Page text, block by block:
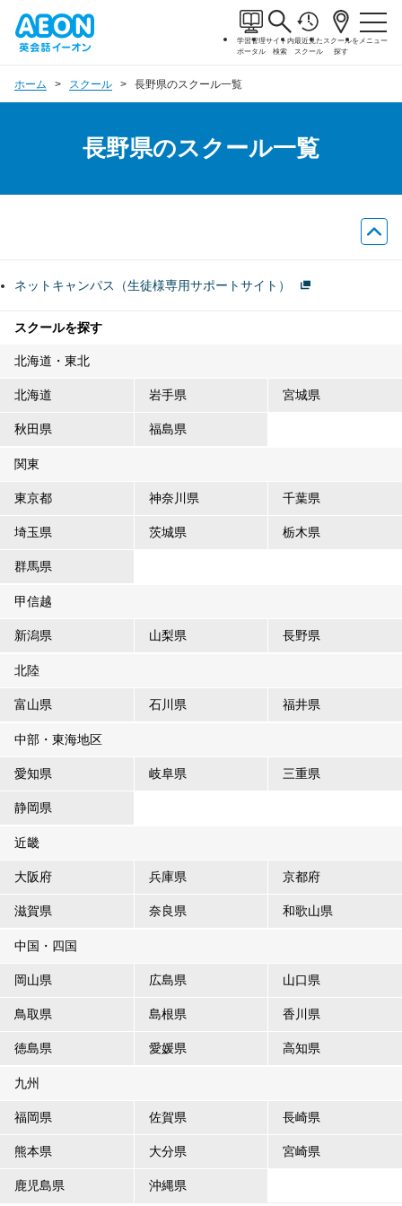
学習管理
ポータル
サイト内
検索
最近見た
スクール
スクールを
探す
メニュー
ホーム スクール 長野県のスクール一覧
長野県のスクール一覧
ネットキャンパス（生徒様専用サポートサイト）
スクールを探す
北海道・東北
北海道 岩手県 宮城県
秋田県 福島県
関東
東京都 神奈川県 千葉県
埼玉県 茨城県 栃木県
群馬県
甲信越
新潟県 山梨県 長野県
北陸
富山県 石川県 福井県
中部・東海地区
愛知県 岐阜県 三重県
静岡県
近畿
大阪府 兵庫県 京都府
滋賀県 奈良県 和歌山県
中国・四国
岡山県 広島県 山口県
鳥取県 島根県 香川県
徳島県 愛媛県 高知県
九州
福岡県 佐賀県 長崎県
熊本県 大分県 宮崎県
鹿児島県 沖縄県